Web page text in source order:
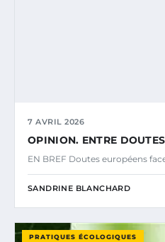
7 AVRIL 2026
OPINION. ENTRE
EN BREF Doutes européens
SANDRINE BLANCHARD
PRATIQUES ÉCOLOGIQUES